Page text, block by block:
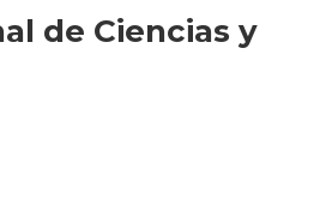
de Ciencias y